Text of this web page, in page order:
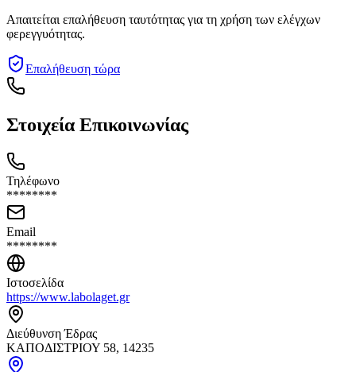
Απαιτείται επαλήθευση ταυτότητας για τη χρήση των ελέγχων
φερεγγυότητας.
Επαλήθευση τώρα
Στοιχεία Επικοινωνίας
Τηλέφωνο
********
Email
********
Ιστοσελίδα
https://www.labolaget.gr
Διεύθυνση Έδρας
ΚΑΠΟΔΙΣΤΡΙΟΥ 58, 14235